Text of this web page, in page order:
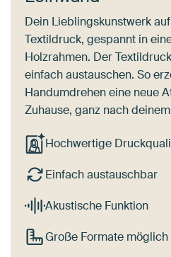
Dein Lieblingskunstwerk
Textildruck, gespannt in
Holzrahmen. Der
einfach austauschen. So
Handumdrehen eine neue
Zuhause, ganz nach
Hochwertige
Einfach austauschbar
Akustische Funktion
Große Formate möglich